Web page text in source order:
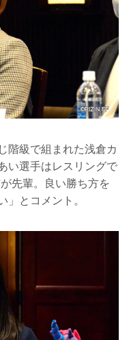
階級で組まれた浅倉カ
い選手はレスリングで
先輩。良い勝ち方を
」とコメント。